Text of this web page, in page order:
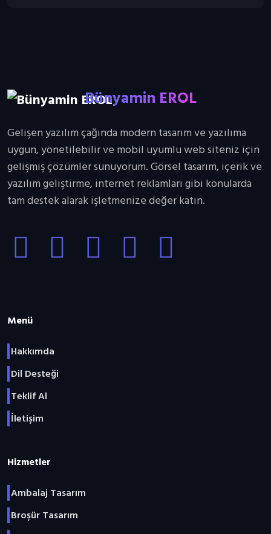
Bünyamin EROL
Bünyamin EROL
Bünyamin EROL
Gelişen yazılım çağında modern tasarım ve yazılıma
uygun, yönetilebilir ve mobil uyumlu web siteniz için
gelişmiş çözümler sunuyorum. Görsel tasarım, içerik ve
yazılım geliştirme, internet reklamları gibi konularda
tam destek alarak işletmenize değer katın.
Menü
Hakkımda
Dil Desteği
Teklif Al
İletişim
Hizmetler
Ambalaj Tasarım
Broşür Tasarım